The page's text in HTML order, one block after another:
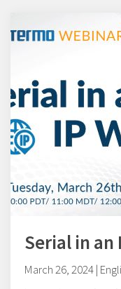
Serial in an
March 26, 2024 |